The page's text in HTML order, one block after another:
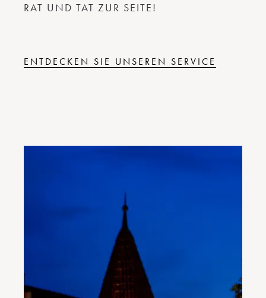
RAT UND TAT ZUR SEITE!
ENTDECKEN SIE UNSEREN SERVICE